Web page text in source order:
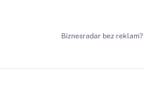
Biznesradar bez reklam?